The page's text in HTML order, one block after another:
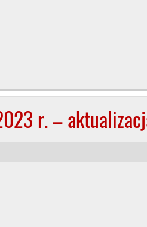
r. –